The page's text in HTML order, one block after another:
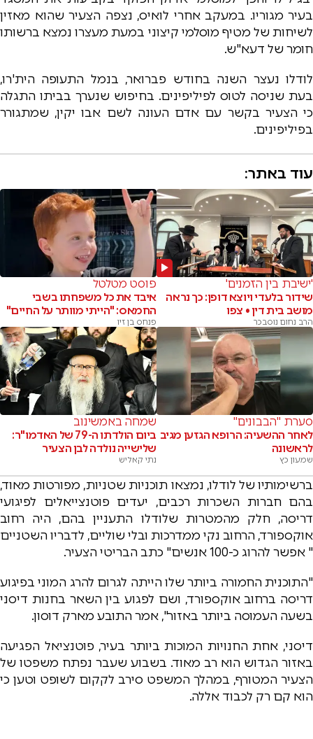
בעיר מגוריו. במעקב אחרי לואיס, נצפה הצעיר שהוא מאזין
לשיחות של מטיף מוסלמי קיצוני במעת מעצרו נמצא ברשותו
חומר של דעא"ש.
לודלו נעצר השנה בחודש פברואר, בנמל התעופה הית'רו,
בעת שניסה לטוס לפיליפינים. בחיפוש שנערך בביתו התגלה
כי הצעיר בקשר עם אדם העונה לשם אבו יקין, שמתגורר
בפיליפינים.
עוד באתר:
'ישיבת בין הזמנים'
שידור בלעדי ויוצא דופן: כך נראה
מושב בית דין • צפו
הרב נחום נוסבכר
פוסט מטלטל
איבד את כל משפחתו בשבי
החמאס: "הייתי מוותר על החיים"
פנחס בן זיו
סערת "הבבונים"
לאחר ההשעיה: הרופא הגזען מגיב
לראשונה
שמעון כץ
שמחה באמשינוב
ביום הולדתו ה-79 של האדמו"ר:
שלישייה נולדה לבן הצעיר
נתי קאליש
ברשימותיו של לודלו, נמצאו תוכניות שטניות, מפורטות מאוד,
בהם חברות השכרות רכבים, יעדים פוטנצייאלים לפיגועי
דריסה, חלק מהמטרות שלודלו התעניין בהם, היה רחוב
אוקספורד, הרחוב נקי ממדרכות ובלי שוליים, לדבריו השטניים
" אפשר להרוג כ-100 אנשים" כתב הבריטי הצעיר.
"התוכנית החמורה ביותר שלו הייתה לגרום להרג המוני בפיגוע
דריסה ברחוב אוקספורד, ושם לפגוע בין השאר בחנות דיסני
בשעה העמוסה ביותר באזור", אמר התובע מארק דוסון.
דיסני, אחת החנויות המוכות ביותר בעיר, פוטנציאל הפגיעה
באזור הגדוש הוא רב מאוד. בשבוע שעבר נפתח משפטו של
הצעיר המטורף, במהלך המשפט סירב לקקום לשופט וטען כי
הוא קם רק לכבוד אללה.